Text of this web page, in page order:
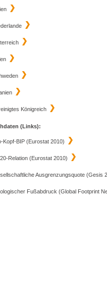
Königreich
(Links):
Kopf-BIP (Eurostat 2010)
Relation (Eurostat 2010)
Ausgrenzungsquote (Gesis
Fußabdruck (Global Footprint